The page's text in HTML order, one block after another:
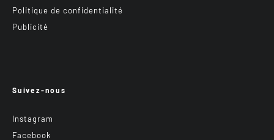
Politique de confidentialité
Publicité
Suivez-nous
Instagram
Facebook